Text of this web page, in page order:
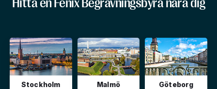
Hitta en Fenix Begravningsbyrå nära dig
Stockholm Malmö Göteborg